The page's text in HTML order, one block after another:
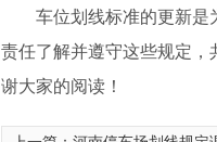
车位划线标准的更新是
责任了解并遵守这些规定
谢大家的阅读！